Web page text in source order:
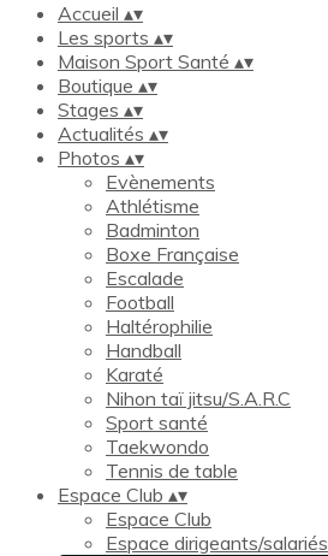
Accueil ▴▾
Les sports ▴▾
Maison Sport Santé ▴▾
Boutique ▴▾
Stages ▴▾
Actualités ▴▾
Photos ▴▾
Evènements
Athlétisme
Badminton
Boxe Française
Escalade
Football
Haltérophilie
Handball
Karaté
Nihon taï jitsu/S.A.R.C
Sport santé
Taekwondo
Tennis de table
Espace Club ▴▾
Espace Club
Espace dirigeants/salariés